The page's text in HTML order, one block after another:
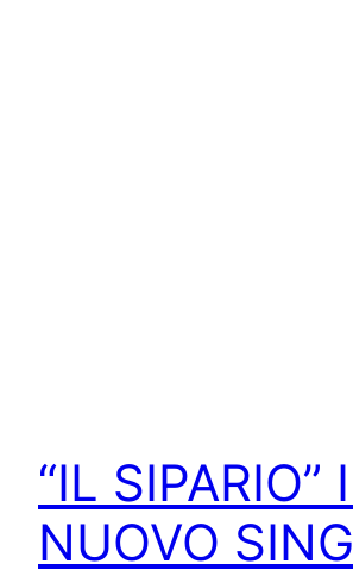
“IL SIPARIO”
NUOVO